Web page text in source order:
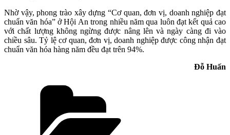
Nhờ vậy, phong trào xây dựng “Cơ quan, đơn vị, doanh nghiệp đạt
chuẩn văn hóa” ở Hội An trong nhiều năm qua luôn đạt kết quả cao
với chất lượng không ngừng được nâng lên và ngày càng đi vào
chiều sâu. Tỷ lệ cơ quan, đơn vị, doanh nghiệp được công nhận đạt
chuẩn văn hóa hàng năm đều đạt trên 94%.
Đỗ Huấn